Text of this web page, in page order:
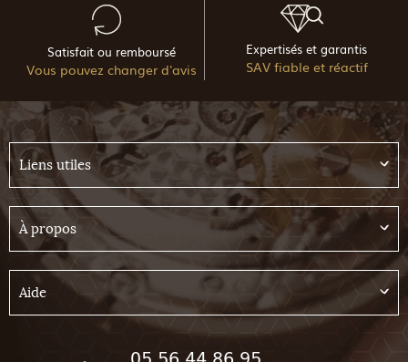
Satisfait ou remboursé
Vous pouvez changer d'avis
Expertisés et garantis
SAV fiable et réactif
Liens utiles
À propos
Aide
05 56 44 86 95